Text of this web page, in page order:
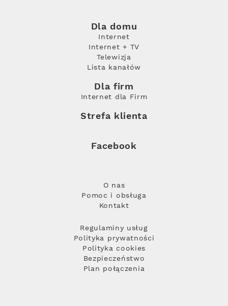
Dla domu
Internet
Internet + TV
Telewizja
Lista kanałów
Dla firm
Internet dla Firm
Strefa klienta
Facebook
O nas
Pomoc i obsługa
Kontakt
Regulaminy usług
Polityka prywatności
Polityka cookies
Bezpieczeństwo
Plan połączenia